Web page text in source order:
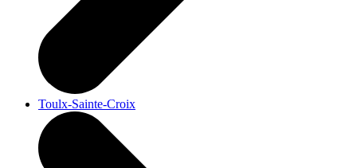
Toulx-Sainte-Croix